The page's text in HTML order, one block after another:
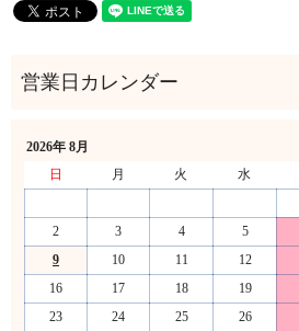
2026年 8月
日
月 火 水
2
3 4 5
9
10 11 12
16
17 18 19
23
24 25 26